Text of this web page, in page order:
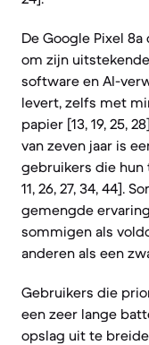
De Google Pixel
om zijn
software en AI-
levert, zelfs met
papier [13, 19, 25,
van zeven jaar is
gebruikers die hun
11, 26, 27, 34, 44].
gemengde
sommigen als
anderen als een
Gebruikers die
een zeer lange
opslag uit te